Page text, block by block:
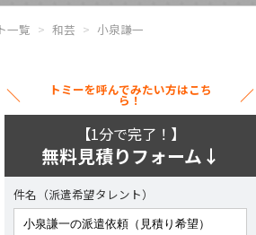
一覧 和芸 小泉謙一
トミーを呼んでみたい方はこち
ら！
【1分で完了！】
無料見積りフォーム↓
件名（派遣希望タレント）